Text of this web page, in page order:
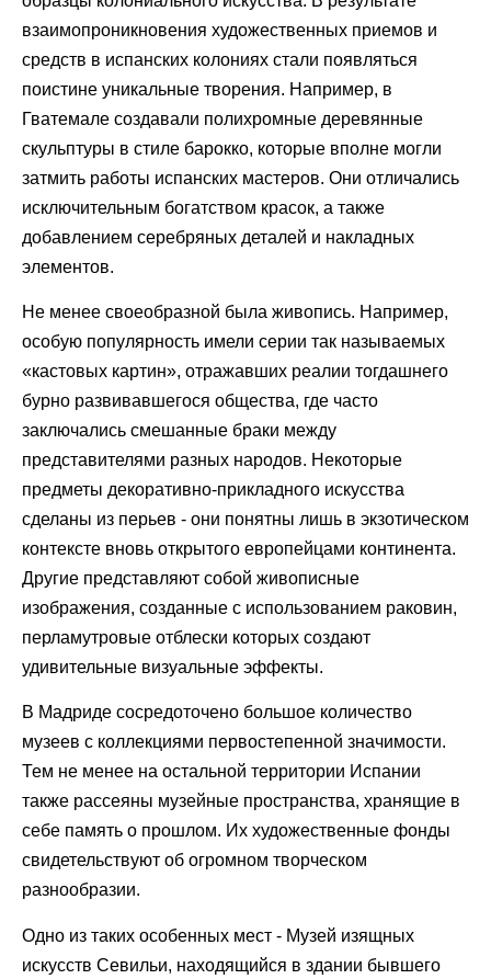
взаимопроникновения художественных приемов и
средств в испанских колониях стали появляться
поистине уникальные творения. Например, в
Гватемале создавали полихромные деревянные
скульптуры в стиле барокко, которые вполне могли
затмить работы испанских мастеров. Они отличались
исключительным богатством красок, а также
добавлением серебряных деталей и накладных
элементов.
Не менее своеобразной была живопись. Например,
особую популярность имели серии так называемых
«кастовых картин», отражавших реалии тогдашнего
бурно развивавшегося общества, где часто
заключались смешанные браки между
представителями разных народов. Некоторые
предметы декоративно-прикладного искусства
сделаны из перьев - они понятны лишь в экзотическом
контексте вновь открытого европейцами континента.
Другие представляют собой живописные
изображения, созданные с использованием раковин,
перламутровые отблески которых создают
удивительные визуальные эффекты.
В Мадриде сосредоточено большое количество
музеев с коллекциями первостепенной значимости.
Тем не менее на остальной территории Испании
также рассеяны музейные пространства, хранящие в
себе память о прошлом. Их художественные фонды
свидетельствуют об огромном творческом
разнообразии.
Одно из таких особенных мест - Музей изящных
искусств Севильи, находящийся в здании бывшего